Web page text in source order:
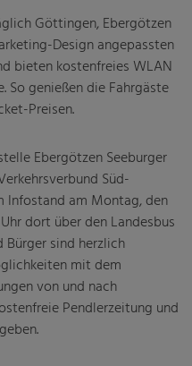
(NNVG)
Göttingen, Ebergötzen
Design angepassten
bieten kostenfreies WLAN
So genießen die Fahrgäste
Preisen.
Ebergötzen Seeburger
Süd-
Infostand am Montag, den
dort über den Landesbus
Bürger sind herzlich
mit dem
von und nach
Pendlerzeitung und